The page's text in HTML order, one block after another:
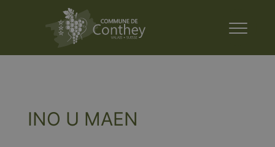
INO U MAEN